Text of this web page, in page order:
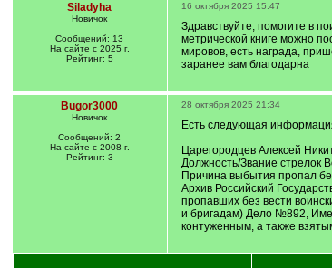
Siladyha
Новичок
Сообщений: 13
На сайте с 2025 г.
Рейтинг: 5
16 октября 2025 15:47
Здравствуйте, помогите в
метрической книге можно
мировов, есть награда,
заранее вам благодарна
Bugor3000
Новичок
Сообщений: 2
На сайте с 2008 г.
Рейтинг: 3
28 октября 2025 21:34
Есть следующая
Царегородцев Алексей
Должность/Звание стрелок
Причина выбытия пропал
Архив Российский
пропавших без вести
и бригадам) Дело №892,
контуженным, а также